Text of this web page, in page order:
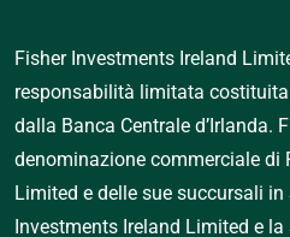
Fisher Investments Ireland
responsabilità limitata
dalla Banca Centrale d’Irlanda.
denominazione commerciale di
Limited e delle sue succursali
Investments Ireland Limited e